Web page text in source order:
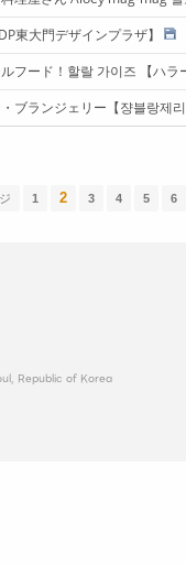
東大門デザインプラザ】
フード！할랄 가이즈 【ハラ
ブランジェリー【쟝블랑제
1 2 3 4 5 6
Republic of Korea